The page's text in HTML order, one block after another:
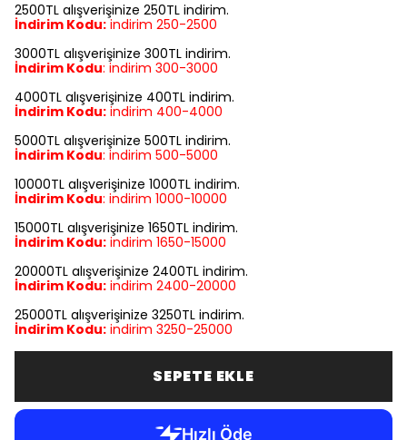
2500TL alışverişinize 250TL indirim.
İndirim Kodu: indirim 250-2500
3000TL alışverişinize 300TL indirim.
İndirim Kodu: indirim 300-3000
4000TL alışverişinize 400TL indirim.
İndirim Kodu: indirim 400-4000
5000TL alışverişinize 500TL indirim.
İndirim Kodu: indirim 500-5000
10000TL alışverişinize 1000TL indirim.
İndirim Kodu: indirim 1000-10000
15000TL alışverişinize 1650TL indirim.
İndirim Kodu: indirim 1650-15000
20000TL alışverişinize 2400TL indirim.
İndirim Kodu: indirim 2400-20000
25000TL alışverişinize 3250TL indirim.
İndirim Kodu: indirim 3250-25000
SEPETE EKLE